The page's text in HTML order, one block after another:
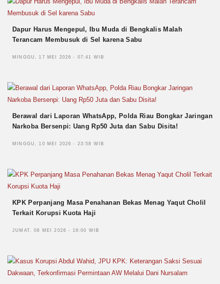
Dapur Harus Mengepul, Ibu Muda di Bengkalis Malah
Terancam Membusuk di Sel karena Sabu
MINGGU, 17 MEI 2026 - 07:41 WIB
Berawal dari Laporan WhatsApp, Polda Riau Bongkar Jaringan
Narkoba Bersenpi: Uang Rp50 Juta dan Sabu Disita!
MINGGU, 10 MEI 2026 - 23:58 WIB
KPK Perpanjang Masa Penahanan Bekas Menag Yaqut Cholil
Terkait Korupsi Kuota Haji
JUMAT, 08 MEI 2026 - 19:00 WIB